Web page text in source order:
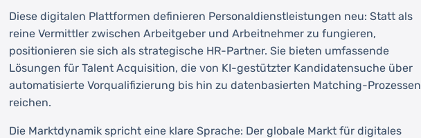
Diese digitalen Plattformen definieren Personaldienstleistungen neu: Statt als
reine Vermittler zwischen Arbeitgeber und Arbeitnehmer zu fungieren,
positionieren sie sich als strategische HR-Partner. Sie bieten umfassende
Lösungen für Talent Acquisition, die von KI-gestützter Kandidatensuche über
automatisierte Vorqualifizierung bis hin zu datenbasierten Matching-Prozessen
reichen.
Die Marktdynamik spricht eine klare Sprache: Der globale Markt für digitales